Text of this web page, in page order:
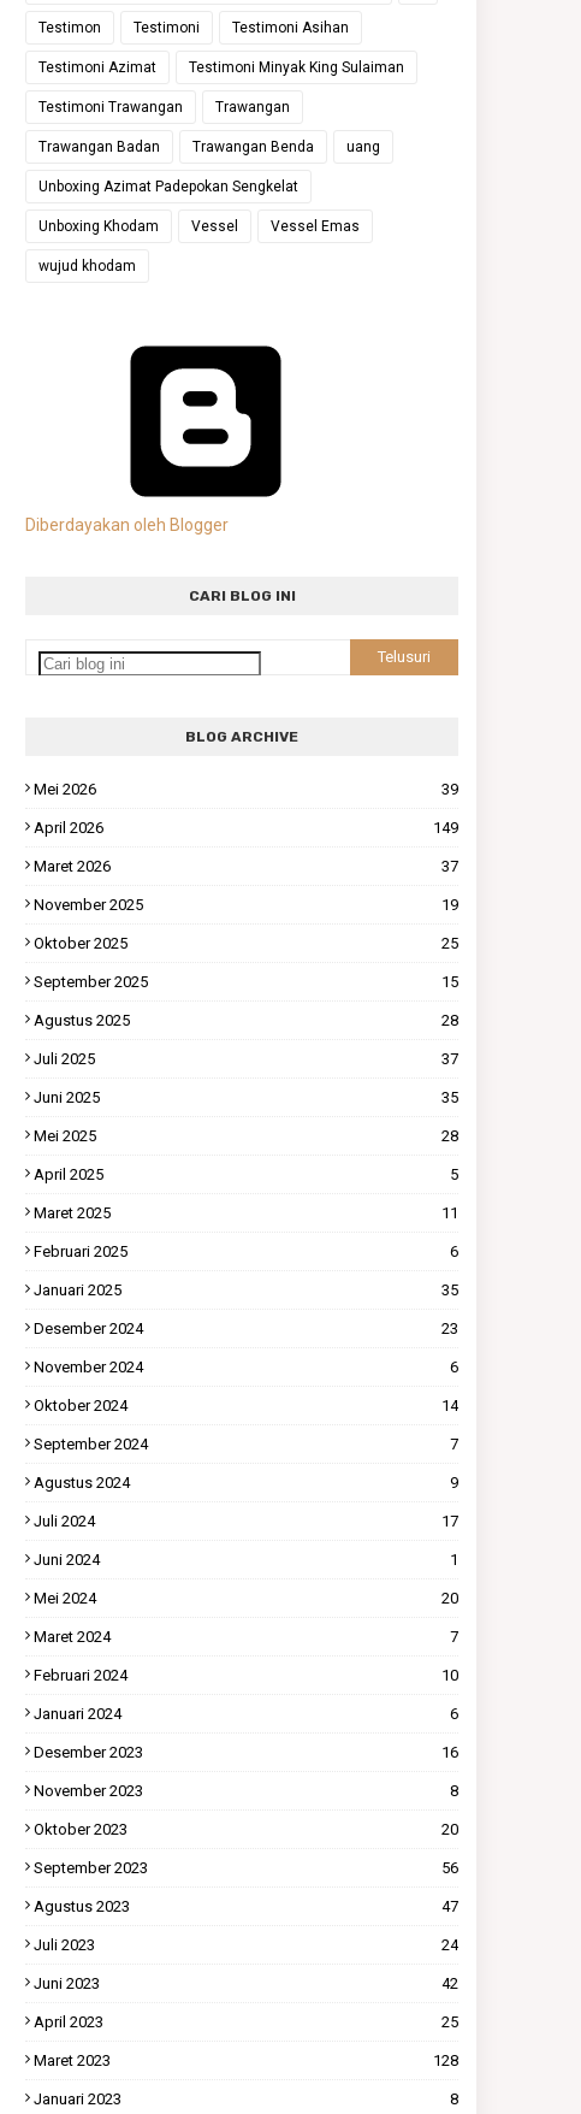
Testimon Testimoni Testimoni Asihan
Testimoni Azimat Testimoni Minyak King Sulaiman
Testimoni Trawangan Trawangan
Trawangan Badan Trawangan Benda uang
Unboxing Azimat Padepokan Sengkelat
Unboxing Khodam Vessel Vessel Emas
wujud khodam
Diberdayakan oleh Blogger
CARI BLOG INI
BLOG ARCHIVE
Mei 2026 39
April 2026 149
Maret 2026 37
November 2025 19
Oktober 2025 25
September 2025 15
Agustus 2025 28
Juli 2025 37
Juni 2025 35
Mei 2025 28
April 2025 5
Maret 2025 11
Februari 2025 6
Januari 2025 35
Desember 2024 23
November 2024 6
Oktober 2024 14
September 2024 7
Agustus 2024 9
Juli 2024 17
Juni 2024 1
Mei 2024 20
Maret 2024 7
Februari 2024 10
Januari 2024 6
Desember 2023 16
November 2023 8
Oktober 2023 20
September 2023 56
Agustus 2023 47
Juli 2023 24
Juni 2023 42
April 2023 25
Maret 2023 128
Januari 2023 8